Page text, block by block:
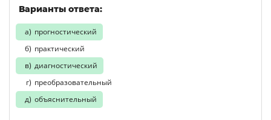
Варианты ответа:
прогностический
практический
диагностический
преобразовательный
объяснительный